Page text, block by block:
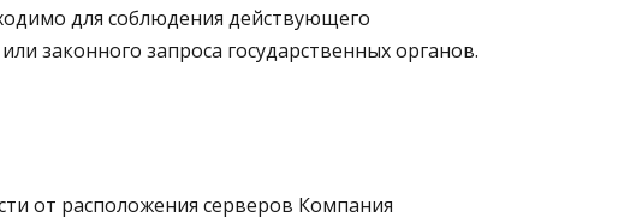
для соблюдения действующего
законного запроса государственных органов.
от расположения серверов Компания